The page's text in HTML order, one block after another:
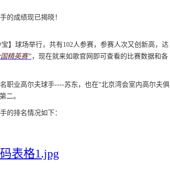
的成绩现已揭晓！
】球场举行，共有102 人参赛，参赛人次又创新高，达
精英赛” ，现在就来如歌官网 即可 查看的 比赛数据和各
职业高尔夫球手----苏东，也在“北京湾会室内高尔夫俱
二。
的排名情况如下：